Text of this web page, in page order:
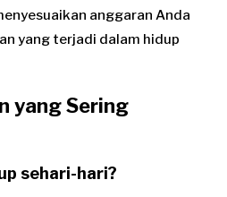
anggaran Anda
yang terjadi dalam hidup
yang Sering
sehari-hari?